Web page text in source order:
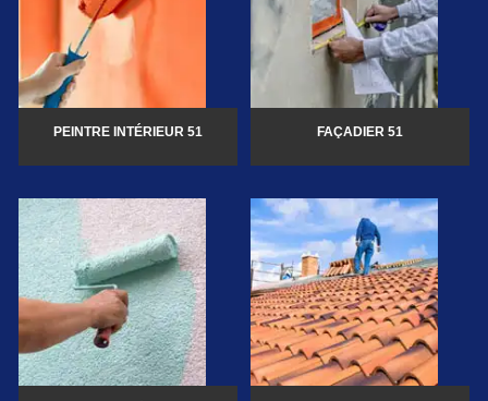
PEINTRE INTÉRIEUR 51 FAÇADIER 51